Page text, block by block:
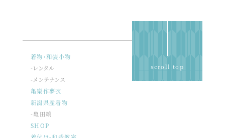
scroll top
着物・和装小物
-レンタル
-メンテナンス
亀樂作夢衣
新潟県産着物
-亀田縞
SHOP